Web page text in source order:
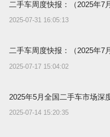
二手车周度快报：（2025年7
2025-07-31 16:05:13
二手车周度快报：（2025年7
2025-07-17 15:04:02
2025年5月全国二手车市场深
2025-07-14 15:20:35